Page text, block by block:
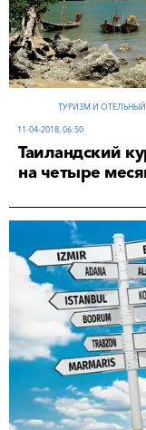
ТУРИЗМ И
11-04-2018, 06:50
Таиландский
на четыре